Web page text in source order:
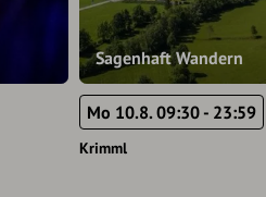
Sagenhaft Wandern
Mo 10.8. 09:30 - 23:59
Krimml